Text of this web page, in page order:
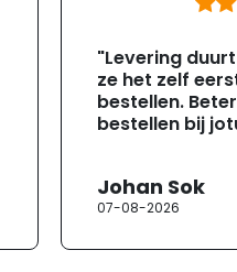
"Levering
ze het zelf
bestellen.
bestellen bij
Johan Sok
07-08-2026